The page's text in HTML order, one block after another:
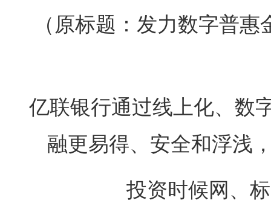
（原标题：发力数字普
亿联银行通过线上化、数
融更易得、安全和浮浅
投资时候网、